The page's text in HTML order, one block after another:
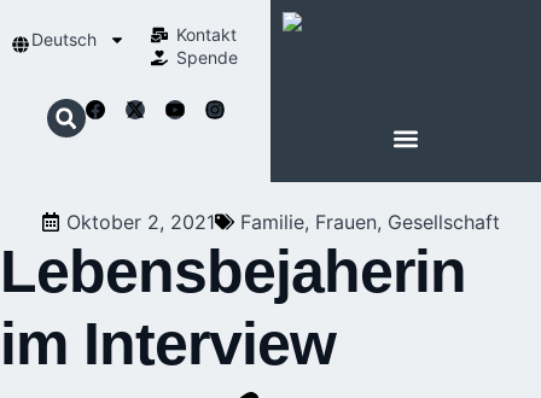
Deutsch
Kontakt
Spende
Oktober 2, 2021 Familie, Frauen, Gesellschaft
Lebensbejaherin
im Interview